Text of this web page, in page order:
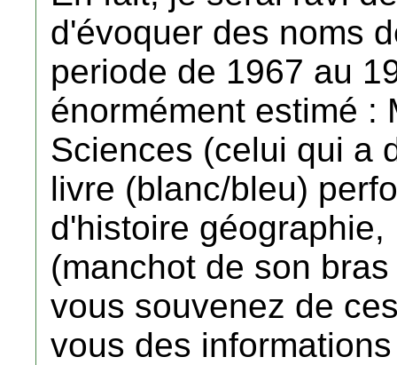
d'évoquer des noms
periode de 1967 au
énormément estimé :
Sciences (celui qui a
livre (blanc/bleu)
d'histoire
(manchot de son
vous souvenez de
vous des